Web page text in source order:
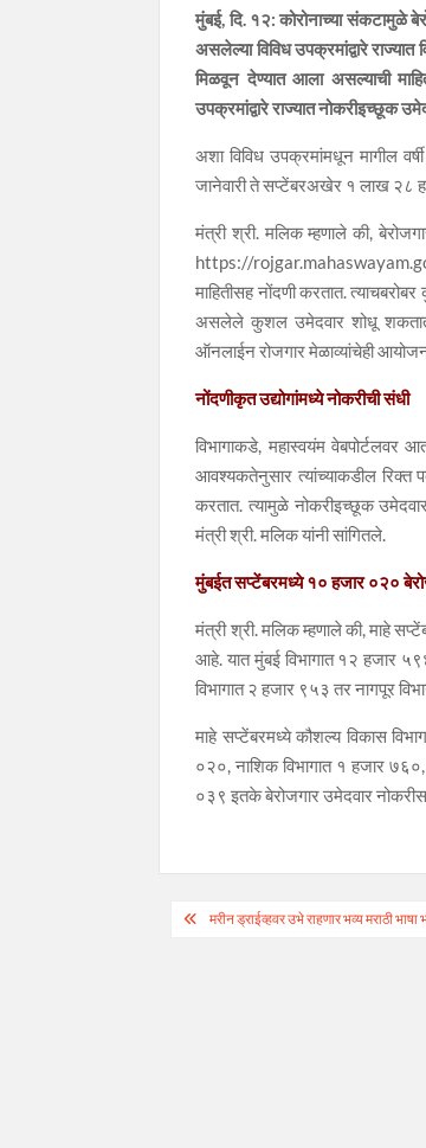
मुंबई, दि. १२: कोरोनाच्या संकटामुळे
असलेल्या विविध उपक्रमांद्वारे
मिळवून देण्यात आला असल्याची
उपक्रमांद्वारे राज्यात नोकरीइच्छूक
अशा विविध उपक्रमांमधून मागील
जानेवारी ते सप्टेंबरअखेर १ लाख २८
मंत्री श्री. मलिक म्हणाले की,
https://
माहितीसह नोंदणी करतात.
असलेले कुशल उमेदवार शोधू शकतात.
ऑनलाईन रोजगार मेळाव्यांचेही
नोंदणीकृत उद्योगांमध्ये नोकरीची संधी
विभागाकडे, महास्वयंम वेबपोर्टलवर
आवश्यकतेनुसार त्यांच्याकडील रिक्त
करतात. त्यामुळे नोकरीइच्छूक
मंत्री श्री. मलिक यांनी सांगितले.
मुंबईत सप्टेंबरमध्ये १० हजार ०२०
मंत्री श्री. मलिक म्हणाले की, माहे
आहे. यात मुंबई विभागात १२ हजार
विभागात २ हजार ९५३ तर नागपूर
माहे सप्टेंबरमध्ये कौशल्य विकास
०२०, नाशिक विभागात १ हजार
०३९ इतके बेरोजगार उमेदवार
Postमरीन ड्राईव्हवर उभे राहणार भव्य मराठी भाषा